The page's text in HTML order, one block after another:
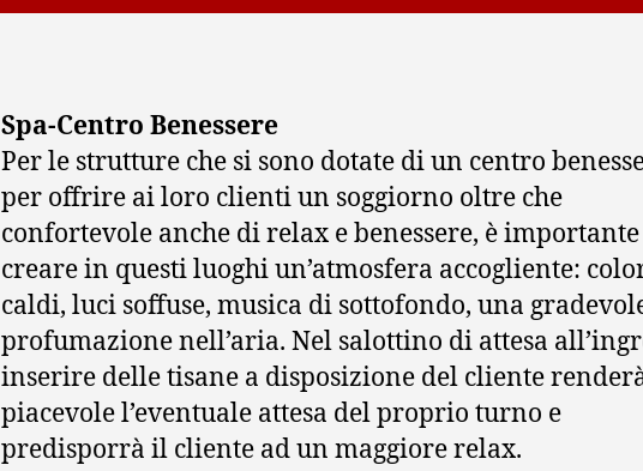
Spa-Centro Benessere
Per le strutture che si sono dotate di un centro
per offrire ai loro clienti un soggiorno oltre che
confortevole anche di relax e benessere, è importante
creare in questi luoghi un’atmosfera accogliente:
caldi, luci soffuse, musica di sottofondo, una
profumazione nell’aria. Nel salottino di attesa
inserire delle tisane a disposizione del cliente
piacevole l’eventuale attesa del proprio turno e
predisporrà il cliente ad un maggiore relax.